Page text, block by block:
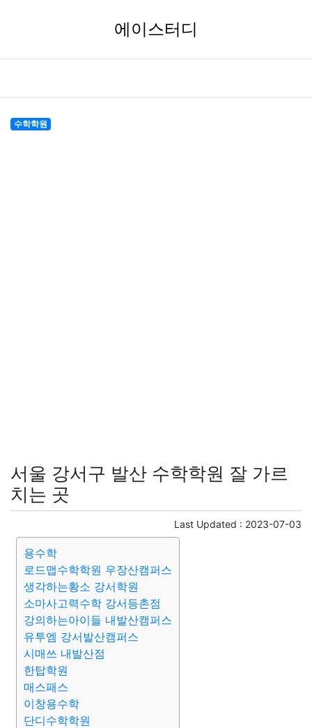
에이스터디
수학학원
서울 강서구 발산 수학학원 잘 가르
치는 곳
Last Updated : 2023-07-03
용수학
로드맵수학학원 우장산캠퍼스
생각하는황소 강서학원
소마사고력수학 강서등촌점
강의하는아이들 내발산캠퍼스
유투엠 강서발산캠퍼스
시매쓰 내발산점
한탑학원
매스패스
이창용수학
단디수학학원